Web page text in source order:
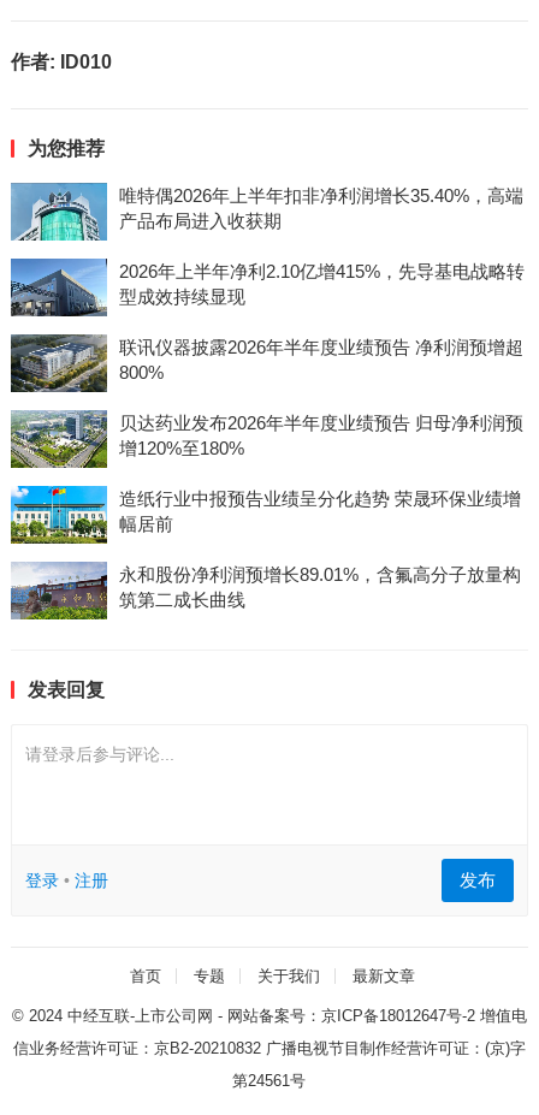
作者: ID010
为您推荐
唯特偶2026年上半年扣非净利润增长35.40%，高端
产品布局进入收获期
2026年上半年净利2.10亿增415%，先导基电战略转
型成效持续显现
联讯仪器披露2026年半年度业绩预告 净利润预增超
800%
贝达药业发布2026年半年度业绩预告 归母净利润预
增120%至180%
造纸行业中报预告业绩呈分化趋势 荣晟环保业绩增
幅居前
永和股份净利润预增长89.01%，含氟高分子放量构
筑第二成长曲线
发表回复
请登录后参与评论...
登录• 注册 发布
首页 专题 关于我们 最新文章
© 2024 中经互联-上市公司网 - 网站备案号： 京ICP备18012647号-2增值电
信业务经营许可证： 京B2-20210832广播电视节目制作经营许可证： (京)字
第24561号